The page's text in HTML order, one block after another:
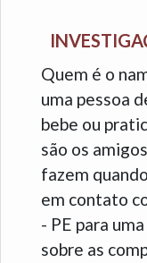
Quem é o
uma pessoa
bebe ou
são os
fazem
em contato
- PE para
sobre as